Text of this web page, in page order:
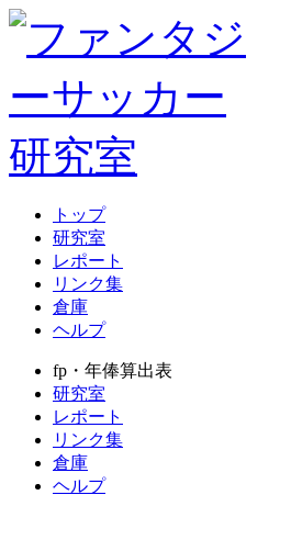
トップ
研究室
レポート
リンク集
倉庫
ヘルプ
fp・年俸算出表
研究室
レポート
リンク集
倉庫
ヘルプ